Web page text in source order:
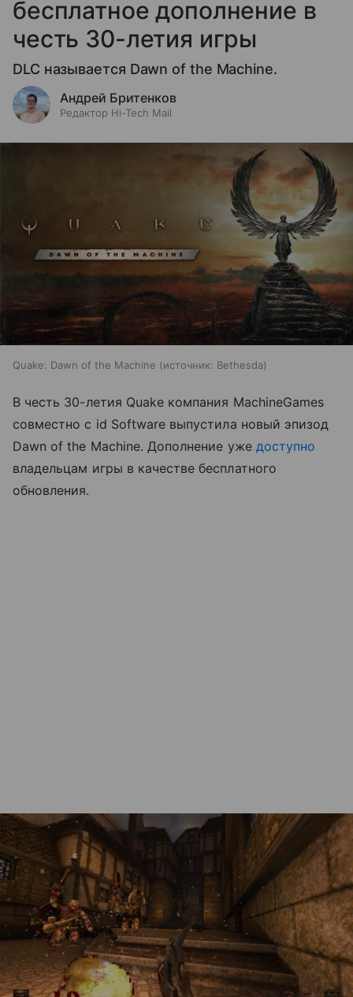
бесплатное дополнение в
честь 30-летия игры
DLC называется Dawn of the Machine.
Андрей Бритенков
Редактор Hi-Tech Mail
Quake: Dawn of the Machine источник: Bethesda
В честь 30-летия Quake компания MachineGames
совместно с id Software выпустила новый эпизод
Dawn of the Machine. Дополнение уже доступно
владельцам игры в качестве бесплатного
обновления.